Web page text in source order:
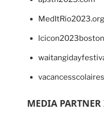
MedItRio2023.org
MEDIA